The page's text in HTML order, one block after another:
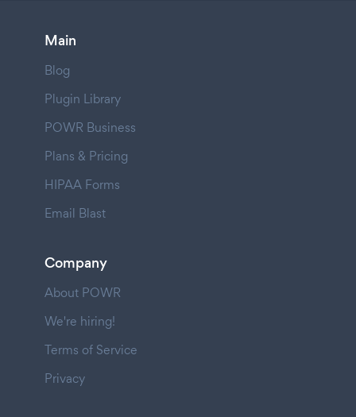
Main
Blog
Plugin Library
POWR Business
Plans & Pricing
HIPAA Forms
Email Blast
Company
About POWR
We're hiring!
Terms of Service
Privacy